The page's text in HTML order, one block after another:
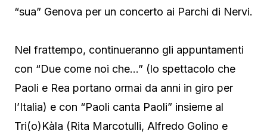
“sua” Genova per un concerto ai Parchi di Nervi.
Nel frattempo, continueranno gli appuntamenti
con “Due come noi che…” (lo spettacolo che
Paoli e Rea portano ormai da anni in giro per
l’Italia) e con “Paoli canta Paoli” insieme al
Tri(o)Kàla (Rita Marcotulli, Alfredo Golino e